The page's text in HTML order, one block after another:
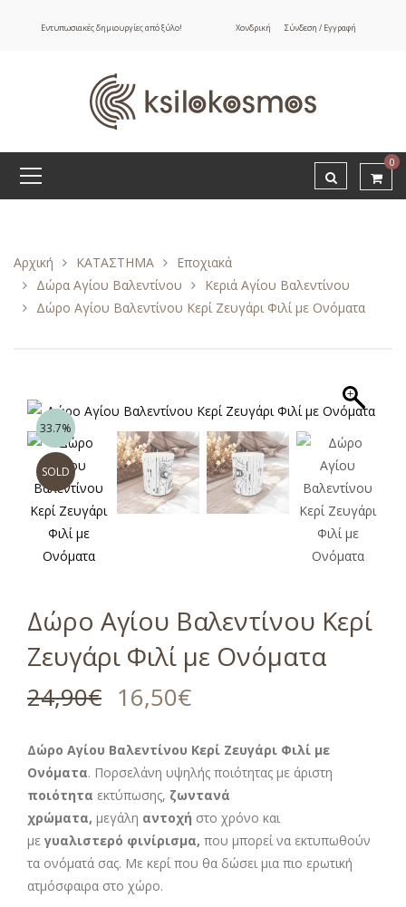
Εντυπωσιακές δημιουργίες από ξύλο! Χονδρική Σύνδεση / Εγγραφή
0
Αρχική ΚΑΤΑΣΤΗΜΑ
Εποχιακά
Δώρα Αγίου Βαλεντίνου
Κεριά Αγίου Βαλεντίνου
Δώρο Αγίου Βαλεντίνου Κερί Ζευγάρι Φιλί με Ονόματα
33.7%
SOLD
Δώρο Αγίου Βαλεντίνου Κερί
Ζευγάρι Φιλί με Ονόματα
24,90€ 16,50€
Δώρο Αγίου Βαλεντίνου Κερί Ζευγάρι Φιλί με
Ονόματα. Πορσελάνη υψηλής ποιότητας με άριστη
ποιότητα εκτύπωσης, ζωντανά
χρώματα, μεγάλη αντοχή στο χρόνο και
με γυαλιστερό φινίρισμα, που μπορεί να εκτυπωθούν
τα ονόματά σας. Με κερί που θα δώσει μια πιο ερωτική
ατμόσφαιρα στο χώρο.